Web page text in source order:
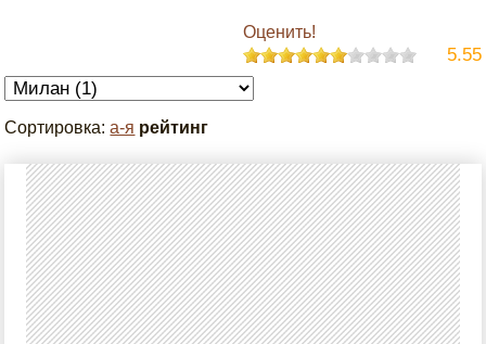
Оценить!
5.55
Сортировка:а-я рейтинг